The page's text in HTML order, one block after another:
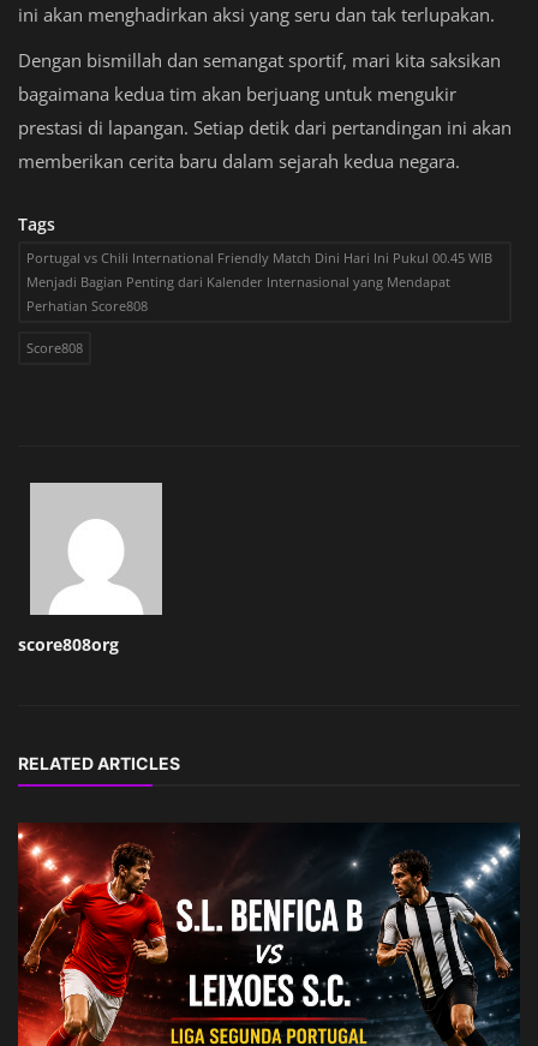
ini akan menghadirkan aksi yang seru dan tak terlupakan.
Dengan bismillah dan semangat sportif, mari kita saksikan
bagaimana kedua tim akan berjuang untuk mengukir
prestasi di lapangan. Setiap detik dari pertandingan ini akan
memberikan cerita baru dalam sejarah kedua negara.
Tags
Portugal vs Chili International Friendly Match Dini Hari Ini Pukul 00.45 WIB
Menjadi Bagian Penting dari Kalender Internasional yang Mendapat
Perhatian Score808
Score808
score808org
RELATED ARTICLES